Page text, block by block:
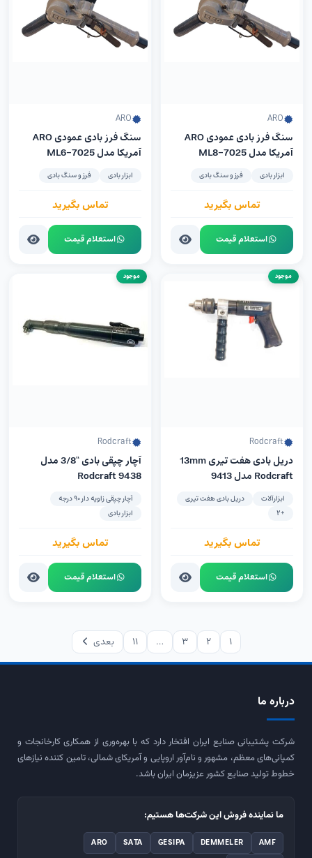
ARO
سنگ فرز بادی عمودی ARO
آمریکا مدل 7025-ML8
ابزار بادی فرز و سنگ بادی
تماس بگیرید
استعلام قیمت
ARO
سنگ فرز بادی عمودی ARO
آمریکا مدل 7025-ML6
ابزار بادی فرز و سنگ بادی
تماس بگیرید
استعلام قیمت
موجود
Rodcraft
دریل بادی هفت تیری 13mm
Rodcraft مدل 9413
ابزارآلات
دریل بادی هفت تیری
+2
تماس بگیرید
استعلام قیمت
موجود
Rodcraft
آچار چپقی بادی “3/8 مدل
9438 Rodcraft
آچار چپقی زاویه دار 90 درجه
ابزار بادی
تماس بگیرید
استعلام قیمت
1
2
3
…
11 بعدی
درباره ما
شرکت پشتیبانی صنایع ایران افتخار دارد که با بهره‌وری از همکاری کارخانجات و
کمپانی‌های معظم، مشهور و نام‌آور اروپایی و آمریکای شمالی، تامین کننده نیازهای
خطوط تولید صنایع کشور عزیزمان ایران باشد.
ما نماینده فروش این شرکت‌ها هستیم:
AMF
DEMMELER
GESIPA
SATA
ARO